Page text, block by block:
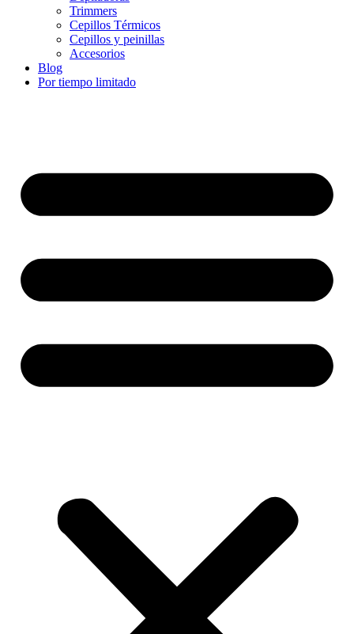
Trimmers
Cepillos Térmicos
Cepillos y peinillas
Accesorios
Blog
Por tiempo limitado